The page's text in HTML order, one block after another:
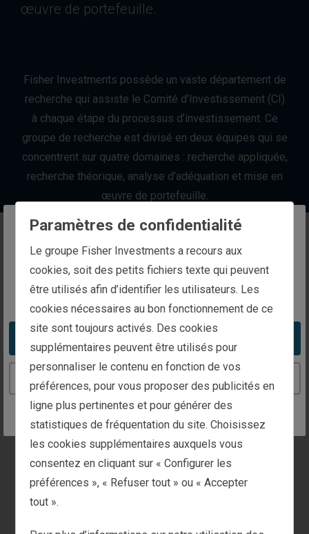
The website you are trying to reach is
intended for investors in France
You appear to be in the United States
Take me to the United States website
Continue to the France website
œuvre de portefeuille.
Fisher Investments possède un vaste département de
recherche qui assiste le Comité d’Investissement (CI)
à chaque étape du processus d’investissement. Ce
groupe de recherche est divisé en deux équipes qui se
concentrent sur quatre domaines : recherche appliquée,
recherche théorique, analyse d’adéquation et mise en
œuvre de portefeuille.
Responsabilités du groupe
de recherche de Fisher
Investments
Chaque équipe possède des responsabilités
distinctes, y compris l’analyse des tendances
économiques, la mise à jour des analyses sectorielles
et industrielles, l’évaluation des titres, le calcul de la
performance et la mise en œuvre des décisions du CI
concernant les portefeuilles d’investissement.
Paramètres de confidentialité
Le groupe Fisher Investments a recours aux
cookies, soit des petits fichiers texte qui peuvent
être utilisés afin d’identifier les utilisateurs. Les
cookies nécessaires au bon fonctionnement de ce
site sont toujours activés. Des cookies
supplémentaires peuvent être utilisés pour
personnaliser le contenu en fonction de vos
préférences, pour vous proposer des publicités en
ligne plus pertinentes et pour générer des
statistiques de fréquentation du site. Choisissez
les cookies supplémentaires auxquels vous
consentez en cliquant sur « Configurer les
préférences », « Refuser tout » ou « Accepter
tout ».